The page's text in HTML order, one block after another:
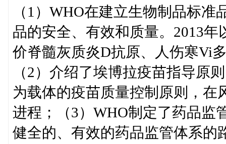
（1）WHO在建立生物制品标
品的安全、有效和质量。2013
价脊髓灰质炎D抗原、人伤寒Vi
（2）介绍了埃博拉疫苗指导原
为载体的疫苗质量控制原则，在
进程；（3）WHO制定了药品监
健全的、有效的药品监管体系的